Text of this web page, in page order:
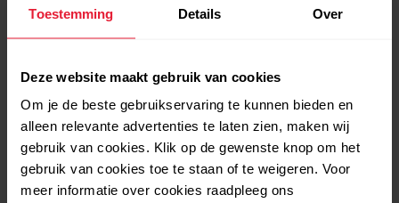
Toestemming Details Over
Deze website maakt gebruik van cookies
Om je de beste gebruikservaring te kunnen bieden en
alleen relevante advertenties te laten zien, maken wij
gebruik van cookies. Klik op de gewenste knop om het
gebruik van cookies toe te staan of te weigeren. Voor
meer informatie over cookies raadpleeg ons
Gratis Clue Plus-lidmaatschap van
3 maanden3
Clue is de beste app om je menstruatiecyclus te begrijpen —